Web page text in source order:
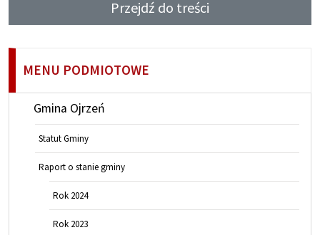
Przejdź do treści
MENU PODMIOTOWE
Gmina Ojrzeń
Statut Gminy
Raport o stanie gminy
Rok 2024
Rok 2023